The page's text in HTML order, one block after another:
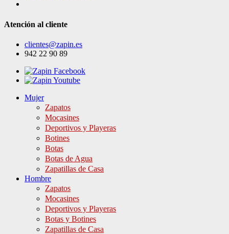
Atención al cliente
clientes@zapin.es
942 22 90 89
Mujer
Zapatos
Mocasines
Deportivos y Playeras
Botines
Botas
Botas de Agua
Zapatillas de Casa
Hombre
Zapatos
Mocasines
Deportivos y Playeras
Botas y Botines
Zapatillas de Casa